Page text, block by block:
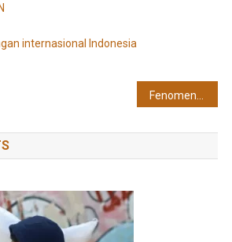
internasional Indonesia